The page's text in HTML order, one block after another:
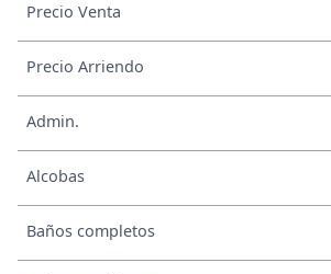
Precio Venta
Precio Arriendo
Admin.
Alcobas
Baños completos